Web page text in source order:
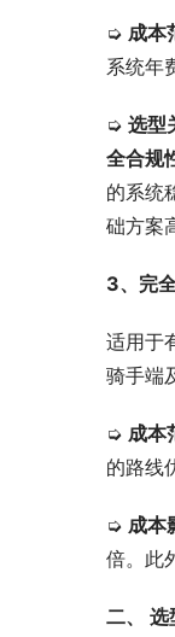
➭ 成本
系统年
➭ 选型
全合规
的系统
础方案
3、完
适用于
骑手端
➭ 成本
的路线
➭ 成本
倍。此
二、 选